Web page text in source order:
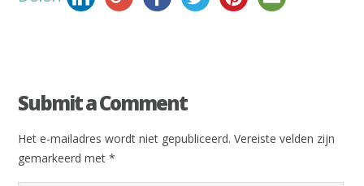
Submit a Comment
Het e-mailadres wordt niet gepubliceerd. Vereiste velden zijn
gemarkeerd met*